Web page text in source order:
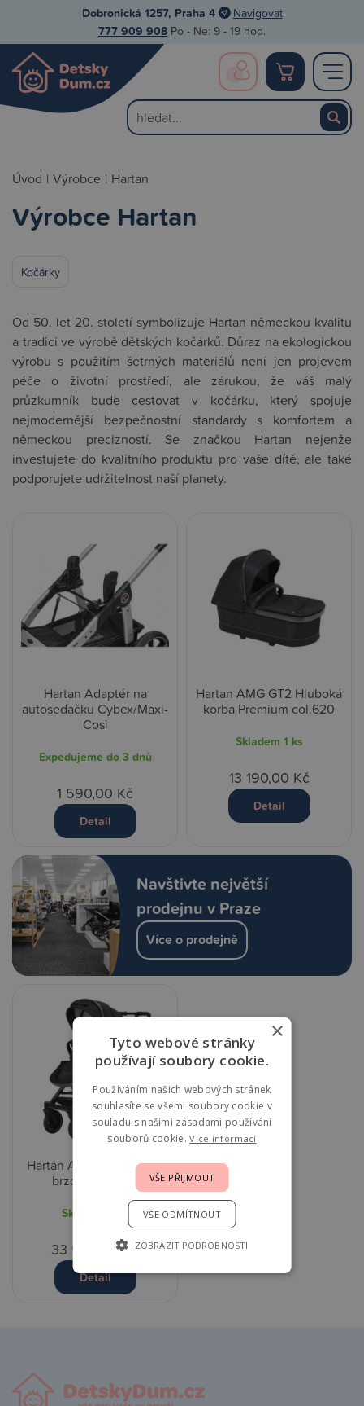
Dobronická 1257, Praha 4 Navigovat
777 909 908 Po - Ne: 9 - 19 hod.
Úvod | Výrobce | Hartan
Výrobce Hartan
Kočárky
Od 50. let 20. století symbolizuje Hartan německou kvalitu
a tradici ve výrobě dětských kočárků. Důraz na ekologickou
výrobu s použitím šetrných materiálů není jen projevem
péče o životní prostředí, ale zárukou, že váš malý
průzkumník bude cestovat v kočárku, který spojuje
nejmodernější bezpečnostní standardy s komfortem a
německou precizností. Se značkou Hartan nejenže
investujete do kvalitního produktu pro vaše dítě, ale také
podporujete udržitelnost naší planety.
Navštivte největší
prodejnu v Praze
Více o prodejně
Hartan Adaptér na
autosedačku Cybex/Maxi-
Cosi
Expedujeme do 3 dnů
1 590,00 Kč
Detail
Hartan AMG GT2 Hluboká
korba Premium col.620
Skladem 1 ks
13 190,00 Kč
Detail
Hartan AMG GT2 s ruční
brzdou col.620
Skladem
33 990,00 Kč
Detail
×
Tyto webové stránky
používají soubory cookie.
Používáním našich webových stránek
souhlasíte se všemi soubory cookie v
souladu s našimi zásadami používání
souborů cookie.Více informací
VŠE PŘIJMOUT
VŠE ODMÍTNOUT
ZOBRAZIT PODROBNOSTI